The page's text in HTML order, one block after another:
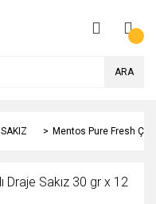
ARA
SAKIZ Mentos Pure Fresh
Draje Sakız 30 gr x 12